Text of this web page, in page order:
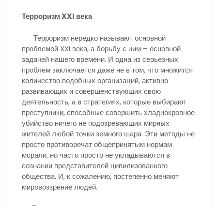
Терроризм XXI века
Терроризм нередко называют основной
проблемой XXI века, а борьбу с ним – основной
задачей нашего времени. И одна из серьезных
проблем заключается даже не в том, что множится
количество подобных организаций, активно
развивающих и совершенствующих свою
деятельность, а в стратегиях, которые выбирают
преступники, способные совершить хладнокровное
убийство ничего не подозревающих мирных
жителей любой точки земного шара. Эти методы не
просто противоречат общепринятым нормам
морали, но часто просто не укладываются в
сознании представителей цивилизованного
общества. И, к сожалению, постепенно меняют
мировоззрение людей.